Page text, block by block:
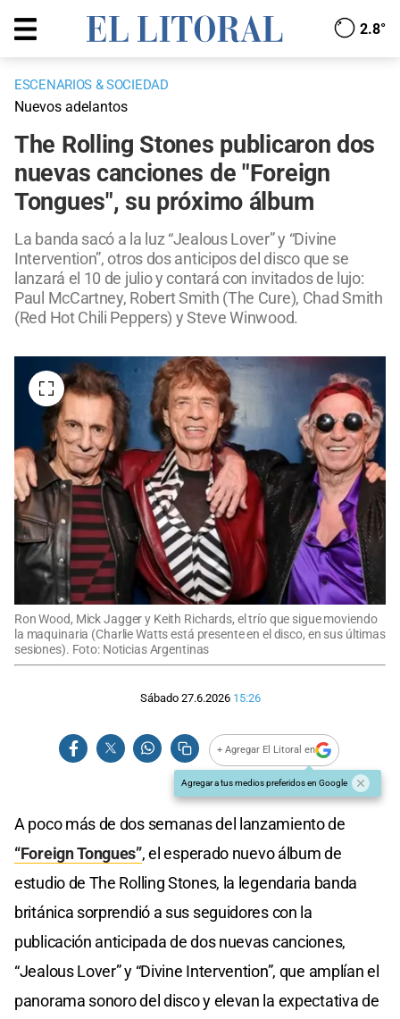
2.8°
ESCENARIOS & SOCIEDAD
Nuevos adelantos
The Rolling Stones publicaron dos
nuevas canciones de "Foreign
Tongues", su próximo álbum
La banda sacó a la luz “Jealous Lover” y “Divine
Intervention”, otros dos anticipos del disco que se
lanzará el 10 de julio y contará con invitados de lujo:
Paul McCartney, Robert Smith (The Cure), Chad Smith
(Red Hot Chili Peppers) y Steve Winwood.
Ron Wood, Mick Jagger y Keith Richards, el trío que sigue moviendo
la maquinaria (Charlie Watts está presente en el disco, en sus últimas
sesiones). Foto: Noticias Argentinas
Sábado 27.6.2026 15:26
+ Agregar El Litoral en
Agregar a tus medios preferidos en Google
A poco más de dos semanas del lanzamiento de
“Foreign Tongues”, el esperado nuevo álbum de
estudio de The Rolling Stones, la legendaria banda
británica sorprendió a sus seguidores con la
publicación anticipada de dos nuevas canciones,
“Jealous Lover” y “Divine Intervention”, que amplían el
panorama sonoro del disco y elevan la expectativa de